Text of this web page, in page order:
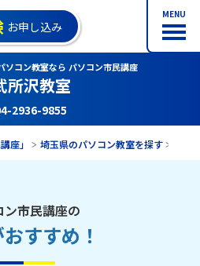
MENU
お申し込み
ソコン教室なら パソコン市民講座
所沢教室
2936-9855
座」 埼玉県のパソコン教室を探す
すすめ！
ン市民講座の